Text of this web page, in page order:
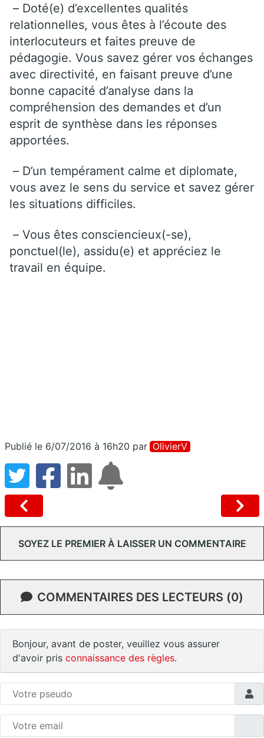
– Doté(e) d’excellentes qualités
relationnelles, vous êtes à l’écoute des
interlocuteurs et faites preuve de
pédagogie. Vous savez gérer vos échanges
avec directivité, en faisant preuve d’une
bonne capacité d’analyse dans la
compréhension des demandes et d’un
esprit de synthèse dans les réponses
apportées.
– D’un tempérament calme et diplomate,
vous avez le sens du service et savez gérer
les situations difficiles.
– Vous êtes consciencieux(-se),
ponctuel(le), assidu(e) et appréciez le
travail en équipe.
Publié le 6/07/2016 à 16h20 par OlivierV
SOYEZ LE PREMIER À LAISSER UN COMMENTAIRE
COMMENTAIRES DES LECTEURS (0)
Bonjour, avant de poster, veuillez vous assurer
d'avoir pris connaissance des règles.